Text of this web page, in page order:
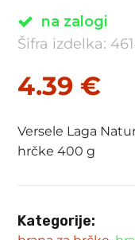
na zalogi
Šifra izdelka:
4.39 €
Versele Laga
hrčke 400 g
Kategorije: